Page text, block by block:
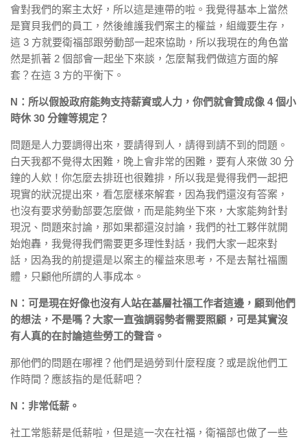
會對我們的案主太好，所以這是連帶的啦。我覺得基本上當然
是寶貝我們的員工，然後維護我們案主的權益，組織要生存，
這 3 方就要衛福部跟勞動部一起來協助，所以我現在的角色當
然是抓著 2 個部會一起坐下來談，怎麼幫我們做這方面的解
套？在這 3 方的平衡下。
N：所以假設政府能夠支持薪資或人力，你們就會贊成像 4 個小
時休 30 分鐘等規定？
問題是人力要調得出來，要請得到人，請得到請不到的問題。
白天我都不覺得太困難，晚上會非常的困難，要有人來做 30 分
鐘的人欸！你怎麼去排班也很難排，所以我是覺得我們一起把
現實的狀況提出來，看怎麼樣來解套，因為我們還沒有答案，
也沒有要求勞動部要怎麼做，而是能夠坐下來，大家能夠針對
現況、問題來討論，那如果都還沒討論，我們的社工夥伴就開
始炮轟，我覺得我們需要更多理性對話，我們大家一起來對
話，因為我的前提還是以案主的權益來思考，不是去幫社福團
體，只顧他所謂的人事成本。
N：可是現在好像也沒有人站在基層社福工作者這邊，顧到他們
的想法，不是嗎？大家一直強調弱勢者需要照顧，可是其實沒
有人真的在討論這些勞工的聲音。
那他們的問題在哪裡？他們是過勞到什麼程度？或是說他們工
作時間？應該指的是低薪吧？
N：非常低薪。
社工常態薪是低薪啦，但是這一次在社福，衛福部也做了一些